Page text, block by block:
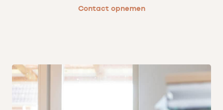
Contact opnemen